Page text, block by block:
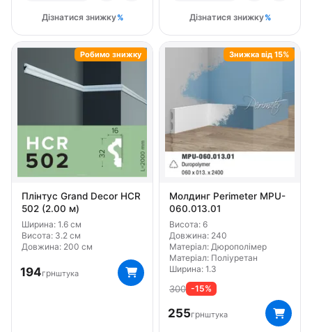
Висота 6.6 Висота 6.9 Висота 7.5 Висота 7.8
Висота 7.9 Висота 8.2 Висота 9 Висота 9.7
Висота 9.8 Бренд Classic Home
Бренд Gaudi Decor Бренд Grand Decor
Бренд NMC Бренд Orac Decor
Бренд Perimeter Бренд Европласт Тип Гнучкий
Матеріал Дюрополімер Матеріал Полімер
Дізнатися знижку Дізнатися знижку
Плінтус Grand Decor HCR
502 (2.00 м)
Ширина: 1.6 см
Висота: 3.2 см
Довжина: 200 см
194грнштука
Робимо знижку
Молдинг Perimeter MPU-
060.013.01
Висота: 6
Довжина: 240
Матеріал: Дюрополімер
Матеріал: Поліуретан
Ширина: 1.3
300 -15%
255грнштука
Знижка від 15%